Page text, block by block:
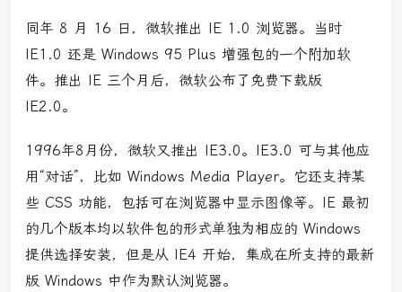
同年 8 月 16 日，微软推出 IE 1.0 浏览器。当时
IE1.0 还是 Windows 95 Plus 增强包的一个附加软
件。推出 IE 三个月后，微软公布了免费下载版
IE2.0。
1996年8月份，微软又推出 IE3.0。IE3.0 可与其他应
用“对话”，比如 Windows Media Player。它还支持某
些 CSS 功能，包括可在浏览器中显示图像等。IE 最初
的几个版本均以软件包的形式单独为相应的 Windows
提供选择安装，但是从 IE4 开始，集成在所支持的最新
版 Windows 中作为默认浏览器。